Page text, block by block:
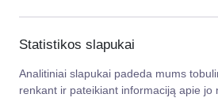
Statistikos slapukai
Analitiniai slapukai padeda mums
renkant ir pateikiant informaciją apie jo